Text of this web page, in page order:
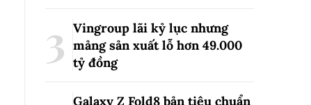
Vingroup lãi kỷ lục nhưng
mảng sản xuất lỗ hơn 49.000
tỷ đồng
Galaxy Z Fold8 bản tiêu chuẩn